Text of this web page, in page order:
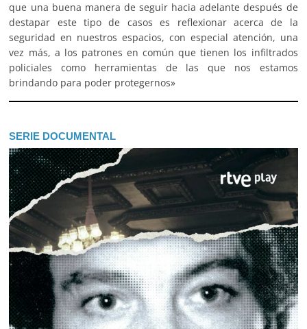
que una buena manera de seguir hacia adelante después de
destapar este tipo de casos es reflexionar acerca de la
seguridad en nuestros espacios, con especial atención, una
vez más, a los patrones en común que tienen los infiltrados
policiales como herramientas de las que nos estamos
brindando para poder protegernos»
SERIE DOCUMENTAL